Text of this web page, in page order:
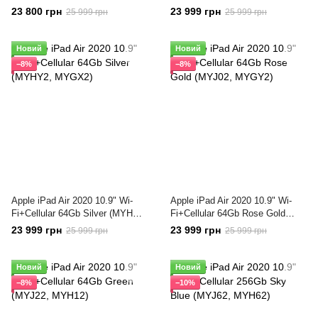
(MYJ12, MYH02)
23 800 грн 25 999 грн 23 999 грн 25 999 грн
Новий
−8%
Apple iPad Air 2020 10.9" Wi-
Fi+Cellular 64Gb Silver (MYHY2,
MYGX2)
23 999 грн 25 999 грн
Новий
−8%
Apple iPad Air 2020 10.9" Wi-
Fi+Cellular 64Gb Rose Gold
(MYJ02, MYGY2)
23 999 грн 25 999 грн
Новий
−8%
Новий
−10%